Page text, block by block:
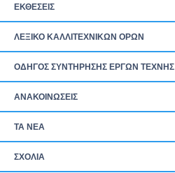
ΕΚΘΕΣΕΙΣ
ΛΕΞΙΚΟ ΚΑΛΛΙΤΕΧΝΙΚΩΝ ΟΡΩΝ
ΟΔΗΓΟΣ ΣΥΝΤΗΡΗΣΗΣ ΕΡΓΩΝ ΤΕΧΝΗΣ
ΑΝΑΚΟΙΝΩΣΕΙΣ
ΤΑ ΝEΑ
ΣΧΟΛΙΑ